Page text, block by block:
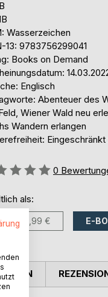
Wasserzeichen
13: 9783756299041
Books on Demand
Englisch
Abenteuer des
Wiener Wald neu
Wandern erlangen
Eingeschränkt
0
als:
12,99 € E-